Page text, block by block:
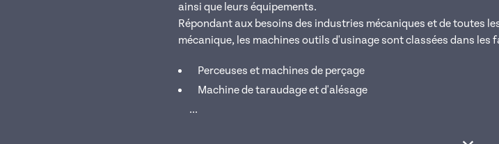
ainsi que leurs équipements.
Répondant aux besoins des industries mécaniques et de toutes
mécanique, les machines outils d'usinage sont classées dans les
Perceuses et machines de perçage
Machine de taraudage et d'alésage
...